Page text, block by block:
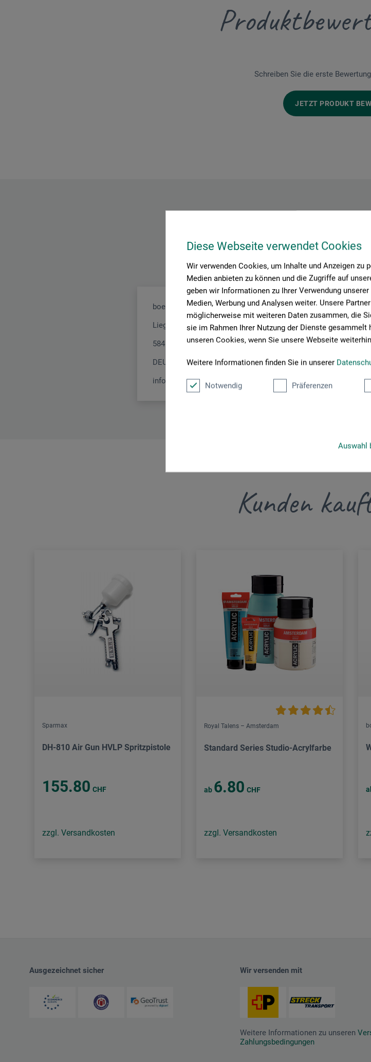
Diese Webseite verwendet Cookies
Wir verwenden Cookies, um Inhalte und Anzeigen zu
Medien anbieten zu können und die Zugriffe auf
geben wir Informationen zu Ihrer Verwendung
Medien, Werbung und Analysen weiter. Unsere
möglicherweise mit weiteren Daten zusammen, die
sie im Rahmen Ihrer Nutzung der Dienste gesammelt
unseren Cookies, wenn Sie unsere Webseite
Weitere Informationen finden Sie in unserer
Notwendig Präferenzen
Auswahl
Schreiben Sie die erste
JETZT PRODUKT
Hersteller-
Hier finden Sie die Kontaktdaten des
boesner GmbH distribution + logistics
Liegnitzer Str. 17
58454 Witten
DEUTSCHLAND
info.dl@boesner.com
Kunden
Sparmax
DH-810 Air Gun HVLP Spritzpistole
155.80 CHF
zzgl. Versandkosten
Royal Talens – Amsterdam
Standard Series Studio-Acrylfarbe
ab 6.80 CHF
zzgl. Versandkosten
Ausgezeichnet sicher Wir versenden mit
Weitere Informationen zu unseren
Zahlungsbedingungen